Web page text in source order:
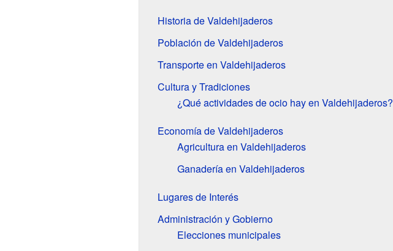
Historia de Valdehijaderos
Población de Valdehijaderos
Transporte en Valdehijaderos
Cultura y Tradiciones
¿Qué actividades de ocio hay en Valdehijaderos?
Economía de Valdehijaderos
Agricultura en Valdehijaderos
Ganadería en Valdehijaderos
Lugares de Interés
Administración y Gobierno
Elecciones municipales